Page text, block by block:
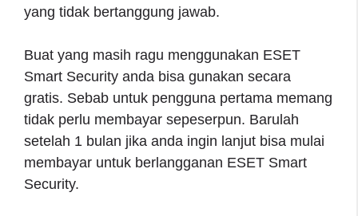
yang tidak bertanggung jawab.
Buat yang masih ragu menggunakan ESET
Smart Security anda bisa gunakan secara
gratis. Sebab untuk pengguna pertama memang
tidak perlu membayar sepeserpun. Barulah
setelah 1 bulan jika anda ingin lanjut bisa mulai
membayar untuk berlangganan ESET Smart
Security.